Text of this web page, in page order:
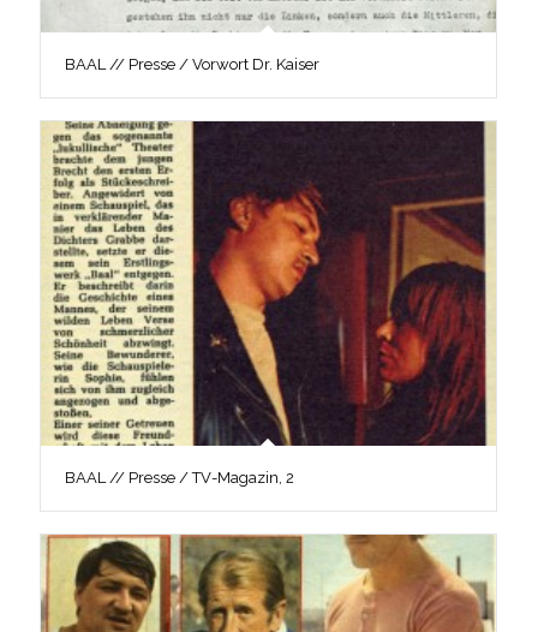
BAAL // Presse / Vorwort Dr. Kaiser
BAAL // Presse / TV-Magazin, 2